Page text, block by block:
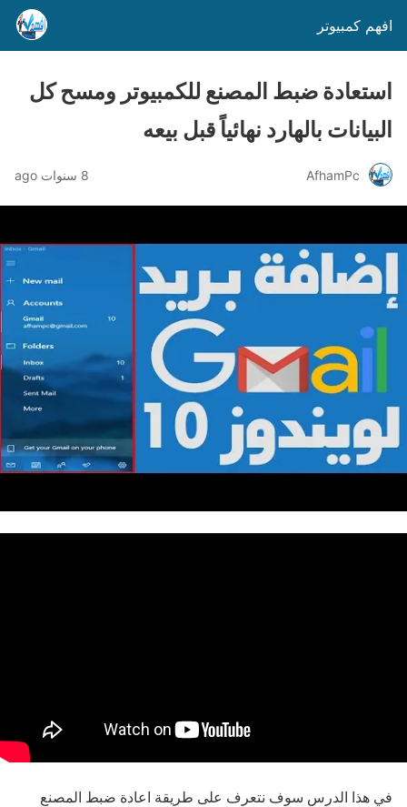
افهم كمبيوتر
استعادة ضبط المصنع للكمبيوتر ومسح كل
البيانات بالهارد نهائياً قبل بيعه
AfhamPc 8 سنوات ago
في هذا الدرس سوف نتعرف على طريقة اعادة ضبط المصنع